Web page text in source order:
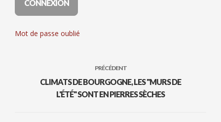
Mot de passe oublié
PRÉCÉDENT
CLIMATS DE BOURGOGNE, LES "MURS DE
L'ÉTÉ" SONT EN PIERRES SÈCHES